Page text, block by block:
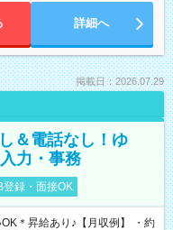
詳細へ
掲載日：2026.07.29
＆電話なし！ゆ
力・事務
登録・面接OK
＊昇給あり♪【月収例】 ・約